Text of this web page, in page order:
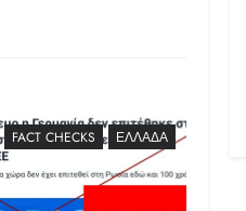
FACT CHECKS ΕΛΛΆΔΑ